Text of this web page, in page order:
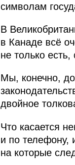
символам
В
в Канаде всё
не только
Мы, конечно,
двойное
Что касается
и по телефону,
на которые